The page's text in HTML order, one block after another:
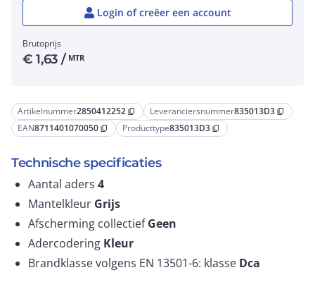
Artikelnummer2850412252 content_copy Leveranciersnummer835013D3 content_copy
EAN8711401070050 content_copy Producttype835013D3 content_copy
Technische specificaties
Aantal aders 4
Mantelkleur Grijs
Afscherming collectiefGeen
Adercodering Kleur
Brandklasse volgens EN 13501-6: klasse Dca
Login of creëer een account
Brutoprijs
€1,63 / MTR